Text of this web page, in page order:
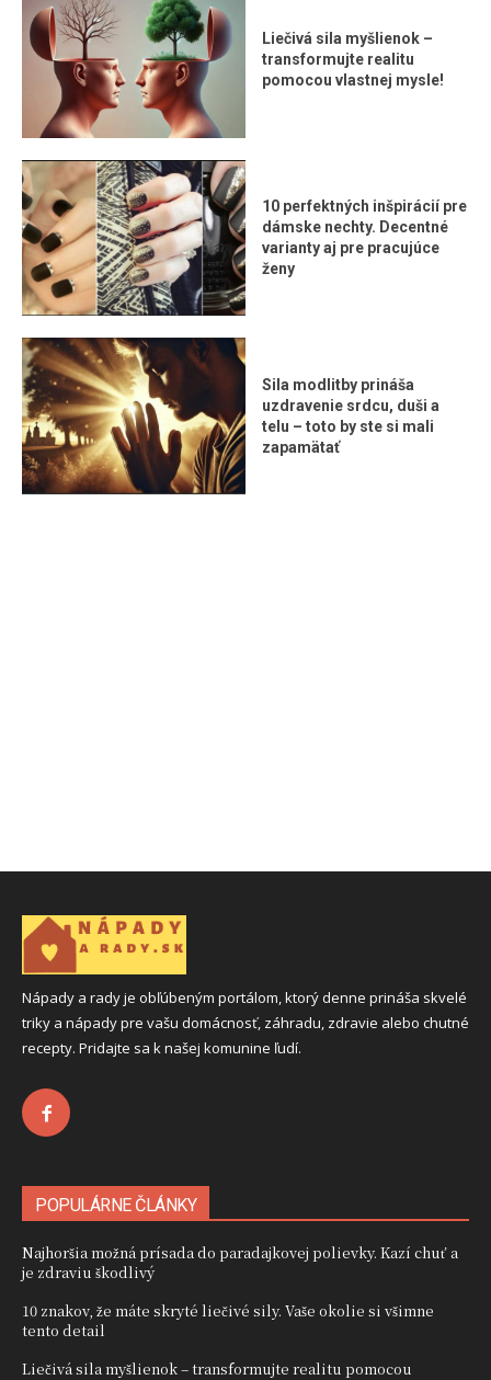
Liečivá sila myšlienok –
transformujte realitu
pomocou vlastnej mysle!
10 perfektných inšpirácií pre
dámske nechty. Decentné
varianty aj pre pracujúce
ženy
Sila modlitby prináša
uzdravenie srdcu, duši a
telu – toto by ste si mali
zapamätať
Nápady a rady je obľúbeným portálom, ktorý denne prináša skvelé
triky a nápady pre vašu domácnosť, záhradu, zdravie alebo chutné
recepty. Pridajte sa k našej komunine ľudí.
POPULÁRNE ČLÁNKY
Najhoršia možná prísada do paradajkovej polievky. Kazí chuť a
je zdraviu škodlivý
10 znakov, že máte skryté liečivé sily. Vaše okolie si všimne
tento detail
Liečivá sila myšlienok – transformujte realitu pomocou